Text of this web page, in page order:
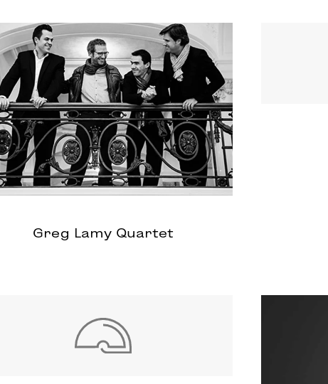
Greg Lamy Quartet